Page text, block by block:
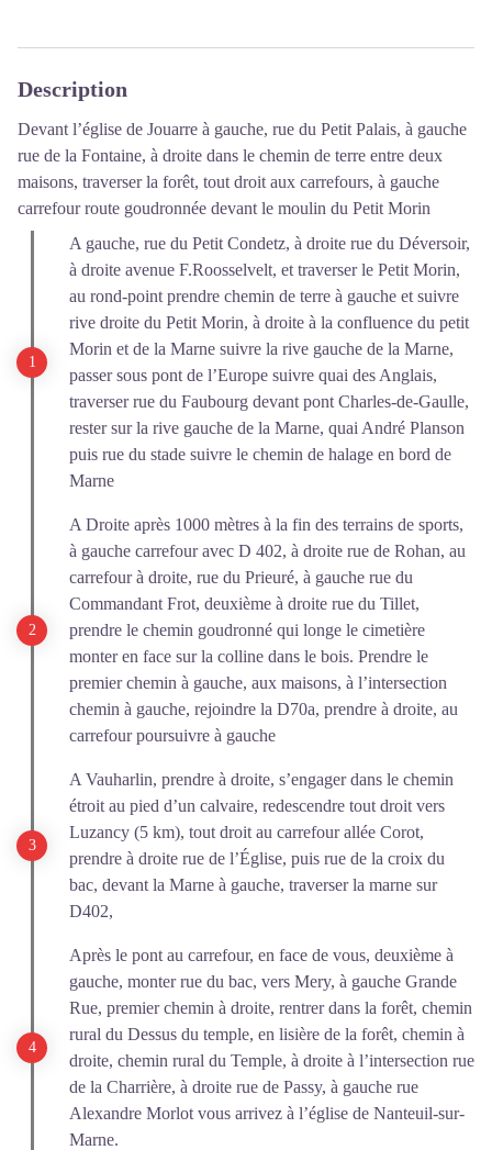
Description
Devant l’église de Jouarre à gauche, rue du Petit Palais, à gauche
rue de la Fontaine, à droite dans le chemin de terre entre deux
maisons, traverser la forêt, tout droit aux carrefours, à gauche
carrefour route goudronnée devant le moulin du Petit Morin
A gauche, rue du Petit Condetz, à droite rue du Déversoir,
à droite avenue F.Roosselvelt, et traverser le Petit Morin,
au rond-point prendre chemin de terre à gauche et suivre
rive droite du Petit Morin, à droite à la confluence du petit
Morin et de la Marne suivre la rive gauche de la Marne,
passer sous pont de l’Europe suivre quai des Anglais,
traverser rue du Faubourg devant pont Charles-de-Gaulle,
rester sur la rive gauche de la Marne, quai André Planson
puis rue du stade suivre le chemin de halage en bord de
Marne
A Droite après 1000 mètres à la fin des terrains de sports,
à gauche carrefour avec D 402, à droite rue de Rohan, au
carrefour à droite, rue du Prieuré, à gauche rue du
Commandant Frot, deuxième à droite rue du Tillet,
prendre le chemin goudronné qui longe le cimetière
monter en face sur la colline dans le bois. Prendre le
premier chemin à gauche, aux maisons, à l’intersection
chemin à gauche, rejoindre la D70a, prendre à droite, au
carrefour poursuivre à gauche
A Vauharlin, prendre à droite, s’engager dans le chemin
étroit au pied d’un calvaire, redescendre tout droit vers
Luzancy (5 km), tout droit au carrefour allée Corot,
prendre à droite rue de l’Église, puis rue de la croix du
bac, devant la Marne à gauche, traverser la marne sur
D402,
Après le pont au carrefour, en face de vous, deuxième à
gauche, monter rue du bac, vers Mery, à gauche Grande
Rue, premier chemin à droite, rentrer dans la forêt, chemin
rural du Dessus du temple, en lisière de la forêt, chemin à
droite, chemin rural du Temple, à droite à l’intersection rue
de la Charrière, à droite rue de Passy, à gauche rue
Alexandre Morlot vous arrivez à l’église de Nanteuil-sur-
Marne.